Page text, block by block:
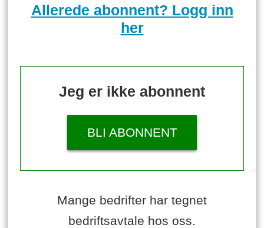
Allerede abonnent? Logg inn
her
Jeg er ikke abonnent
BLI ABONNENT
Mange bedrifter har tegnet
bedriftsavtale hos oss.